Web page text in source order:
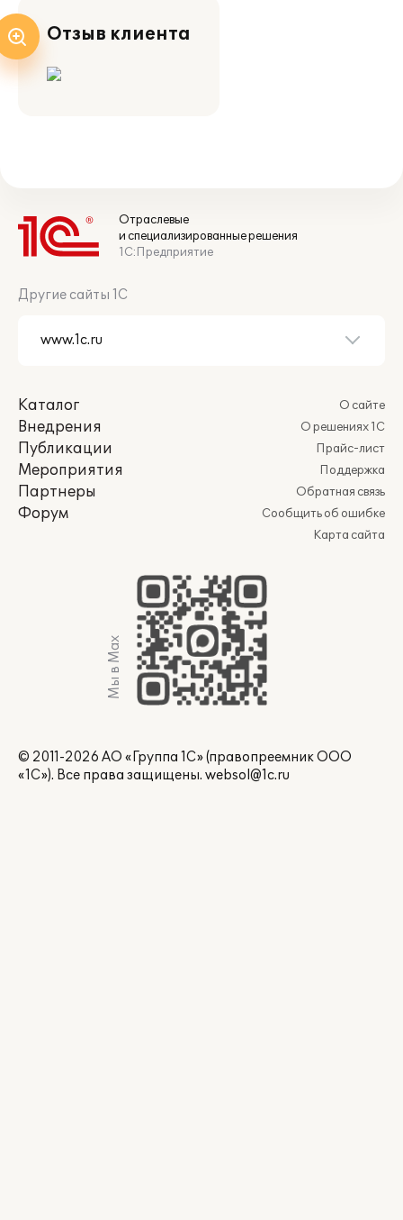
Отзыв клиента
Отраслевые
и специализированные решения
1С:Предприятие
Другие сайты 1С
Каталог
Внедрения
Публикации
Мероприятия
Партнеры
Форум
О сайте
О решениях 1С
Прайс-лист
Поддержка
Обратная связь
Сообщить об ошибке
Карта сайта
Мы в Max
© 2011-2026 АО «Группа 1С» (правопреемник ООО
«1С»). Все права защищены. websol@1c.ru